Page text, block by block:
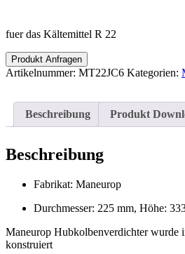
fuer das Kältemittel R 22
Produkt Anfragen
Artikelnummer: MT22JC6 Kategorien:
Beschreibung Produkt
Beschreibung
Fabrikat: Maneurop
Durchmesser: 225 mm, Höhe:
Maneurop Hubkolbenverdichter wurde
konstruiert